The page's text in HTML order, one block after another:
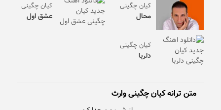
کیان چگینی
محال
کیان چگینی
عشق اول
کیان چگینی
دلربا
متن ترانه کیان چگینی وارث